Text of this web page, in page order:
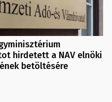
hirdetett a NAV elnöki
betöltésére